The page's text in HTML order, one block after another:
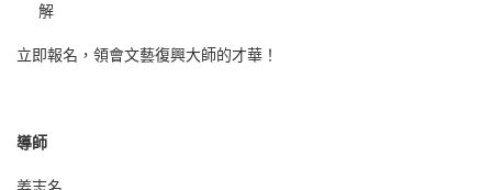
解
立即報名，領會文藝復興大師的才華！
導師